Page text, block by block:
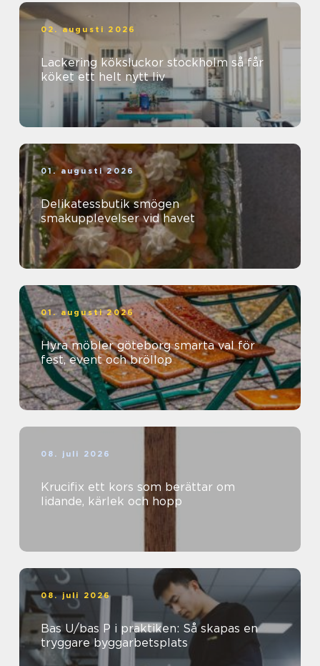
02. augusti 2026
Lackering köksluckor stockholm så får
köket ett helt nytt liv
01. augusti 2026
Delikatessbutik smögen
smakupplevelser vid havet
01. augusti 2026
Hyra möbler göteborg smarta val för
fest, event och bröllop
08. juli 2026
Krucifix ett kors som berättar om
lidande, kärlek och hopp
08. juli 2026
Bas U/bas P i praktiken: Så skapas en
tryggare byggarbetsplats